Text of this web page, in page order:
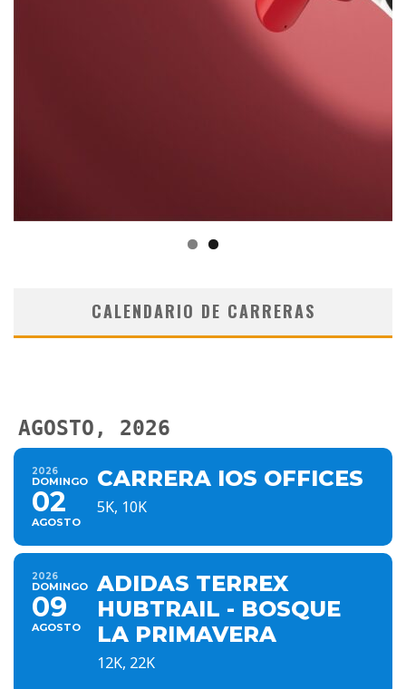
CALENDARIO DE CARRERAS
AGOSTO, 2026
2026
DOMINGO
02
AGOSTO
CARRERA IOS OFFICES
5K, 10K
2026
DOMINGO
09
AGOSTO
ADIDAS TERREX
HUBTRAIL - BOSQUE
LA PRIMAVERA
12K, 22K